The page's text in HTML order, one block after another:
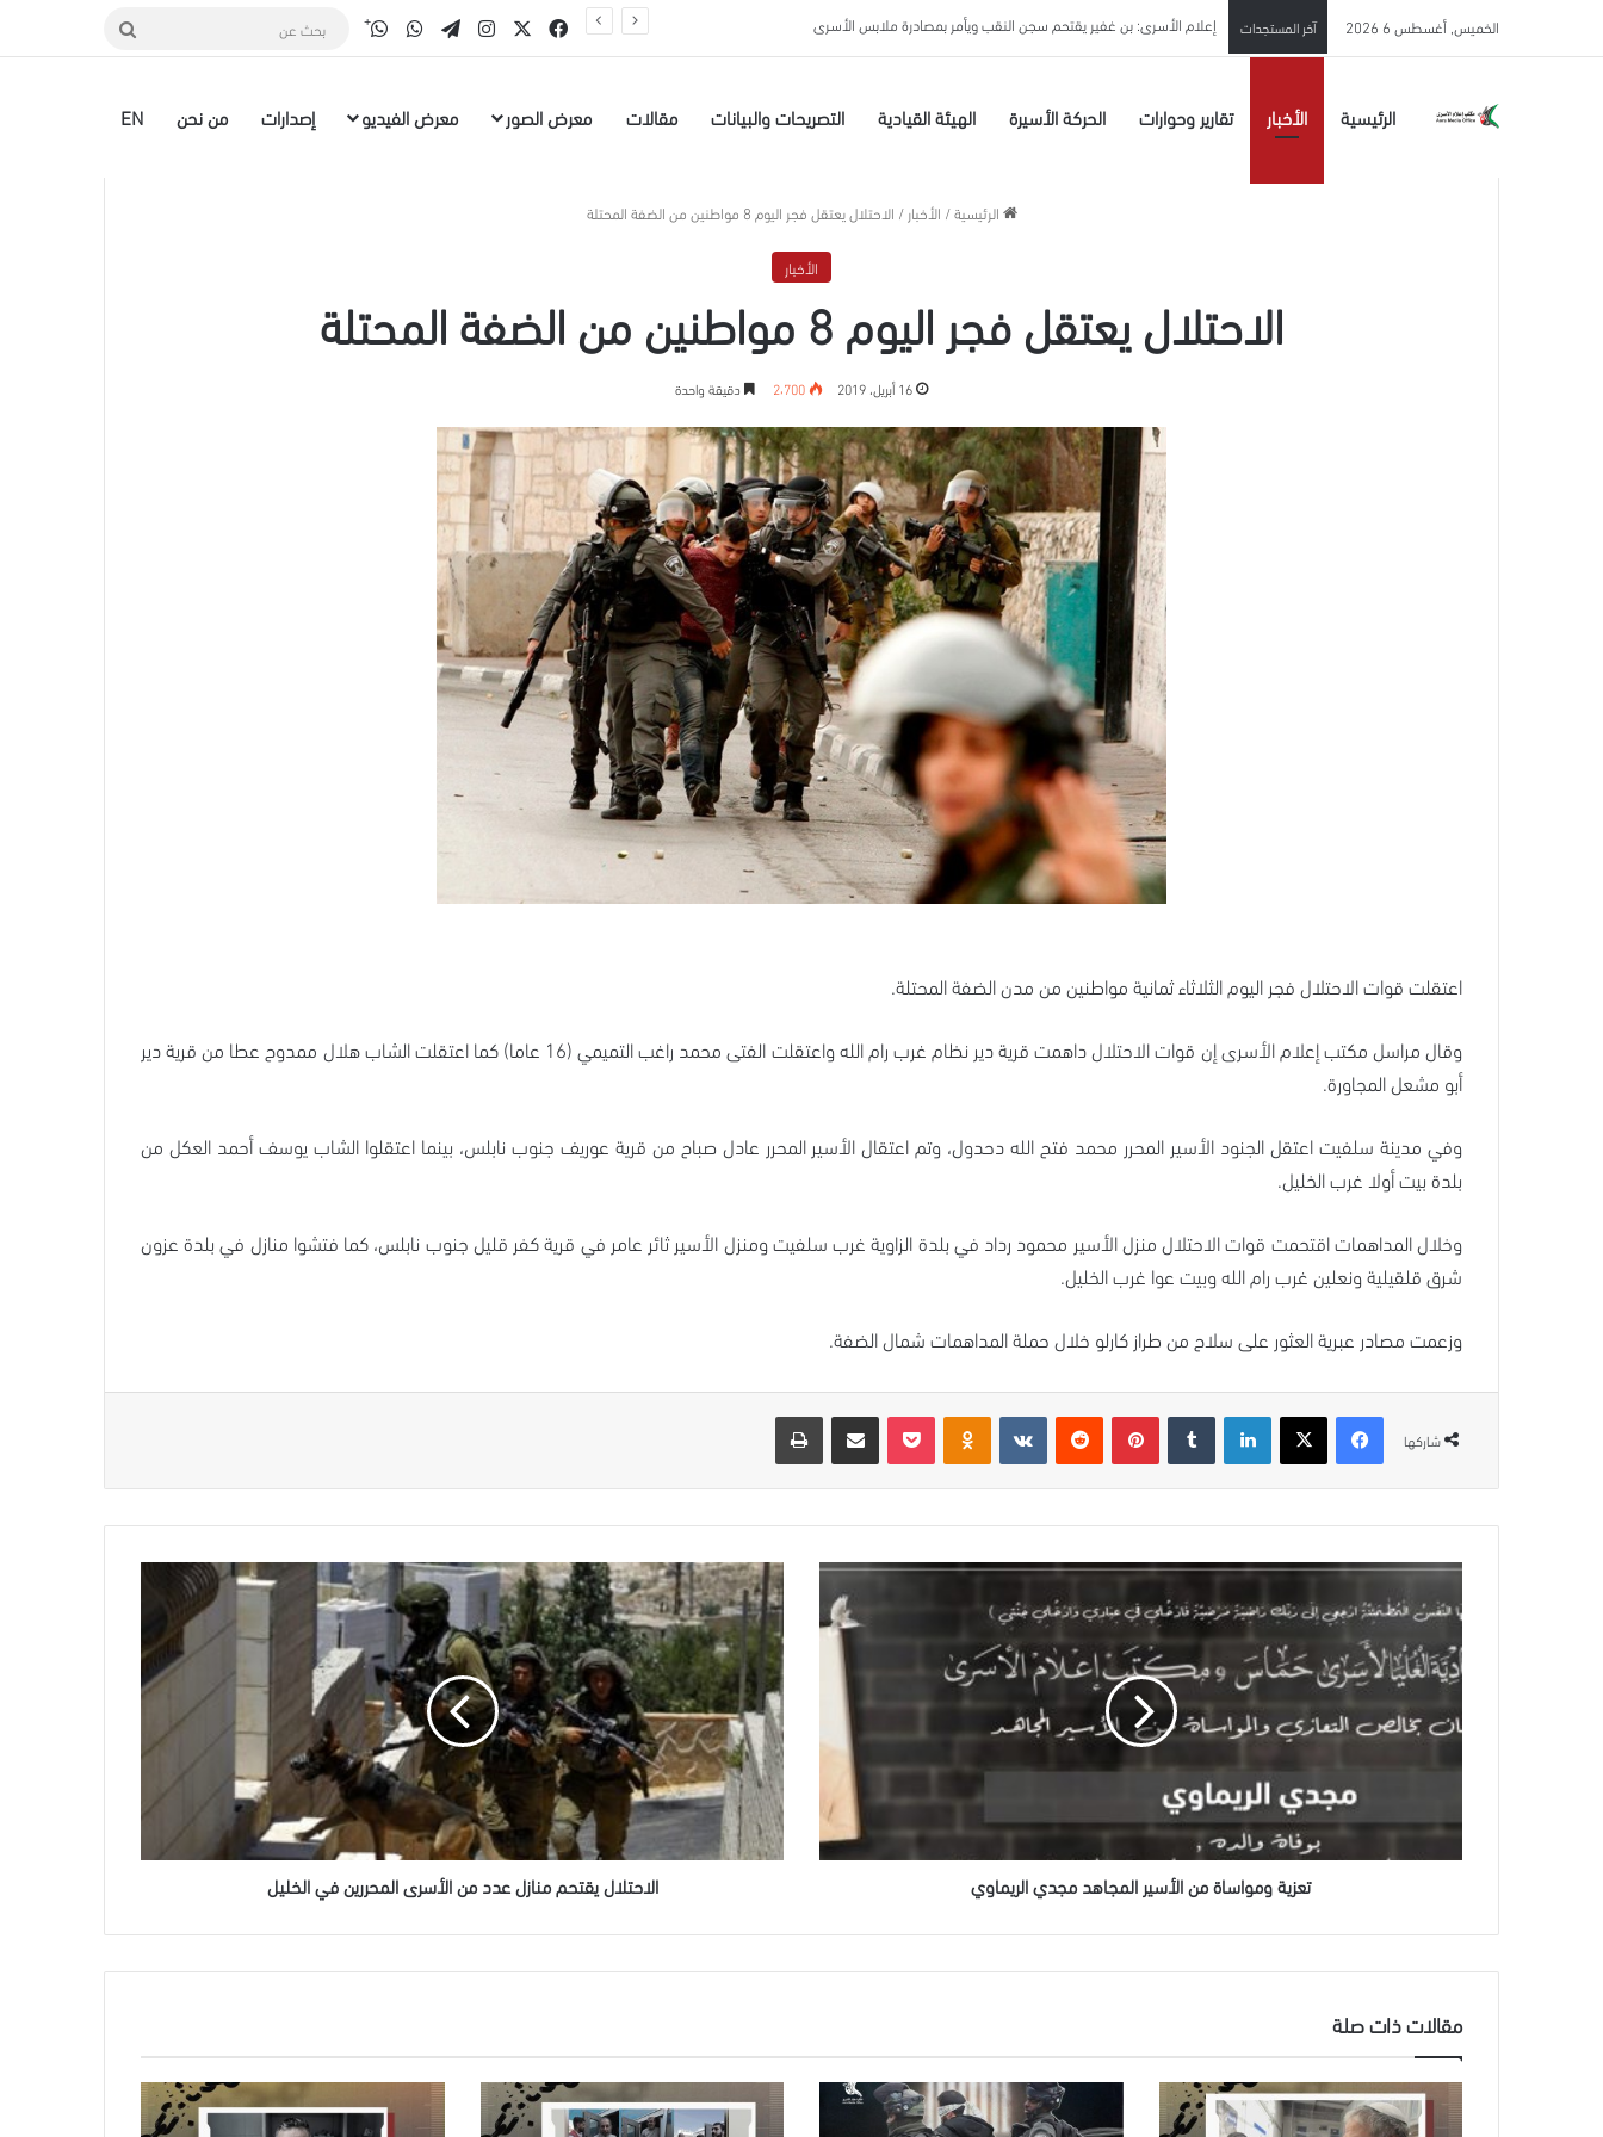
الخميس, أغسطس 6 2026 آخر المستجدات إعلام الأسرى: بن غفير يقتحم سجن النقب ويأمر بمصادرة ملابس الأسرى فيسبوك انستقرام
تيلقرامواتسابقناة الواتس أب
بحث
الرئيسية الأخبار تقارير وحوارات الحركة الأسيرة الهيئة القيادية التصريحات والبيانات مقالات معرض الصور معرض الفيديو إصدارات من نحن EN
الرئيسية/ الأخبار / الاحتلال يعتقل فجر اليوم 8 مواطنين من الضفة المحتلة
الأخبار
الاحتلال يعتقل فجر اليوم 8 مواطنين من الضفة المحتلة
16 أبريل، 2019 2٬700 دقيقة واحدة
اعتقلت قوات الاحتلال فجر اليوم الثلاثاء ثمانية مواطنين من مدن الضفة المحتلة.
وقال مراسل مكتب إعلام الأسرى إن قوات الاحتلال داهمت قرية دير نظام غرب رام الله واعتقلت الفتى محمد راغب التميمي (16 عاما) كما اعتقلت الشاب هلال ممدوح عطا من قرية دير
أبو مشعل المجاورة.
وفي مدينة سلفيت اعتقل الجنود الأسير المحرر محمد فتح الله دحدول، وتم اعتقال الأسير المحرر عادل صباح من قرية عوريف جنوب نابلس، بينما اعتقلوا الشاب يوسف أحمد العكل من
بلدة بيت أولا غرب الخليل.
وخلال المداهمات اقتحمت قوات الاحتلال منزل الأسير محمود رداد في بلدة الزاوية غرب سلفيت ومنزل الأسير ثائر عامر في قرية كفر قليل جنوب نابلس، كما فتشوا منازل في بلدة عزون
شرق قلقيلية ونعلين غرب رام الله وبيت عوا غرب الخليل.
وزعمت مصادر عبرية العثور على سلاح من طراز كارلو خلال حملة المداهمات شمال الضفة.
شاركها
فيسبوك ‫X لينكدإن بينتيريست Odnoklassniki
‫Pocket مشاركة عبر البريد طباعة
تعزية
ومواساة
من
الأسير
المجاهد
الريماوي
تعزية ومواساة من الأسير المجاهد مجدي الريماوي
الاحتلال
يقتحم
منازل
عدد
من
الأسرى
المحررين
في
الخليل
الاحتلال يقتحم منازل عدد من الأسرى المحررين في الخليل
مقالات ذات صلة